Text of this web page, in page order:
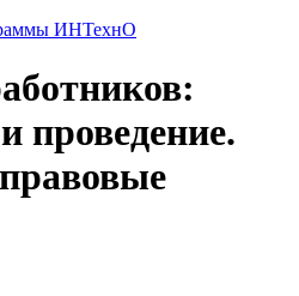
ИНТехнО
проведение.